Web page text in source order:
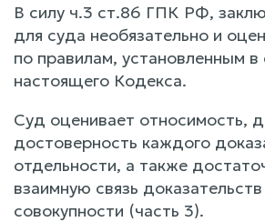
В силу ч.3 ст.86 ГПК РФ,
для суда необязательно и
по правилам, установленным в
настоящего Кодекса.
Суд оценивает относимость,
достоверность каждого
отдельности, а также
взаимную связь
совокупности (часть 3).